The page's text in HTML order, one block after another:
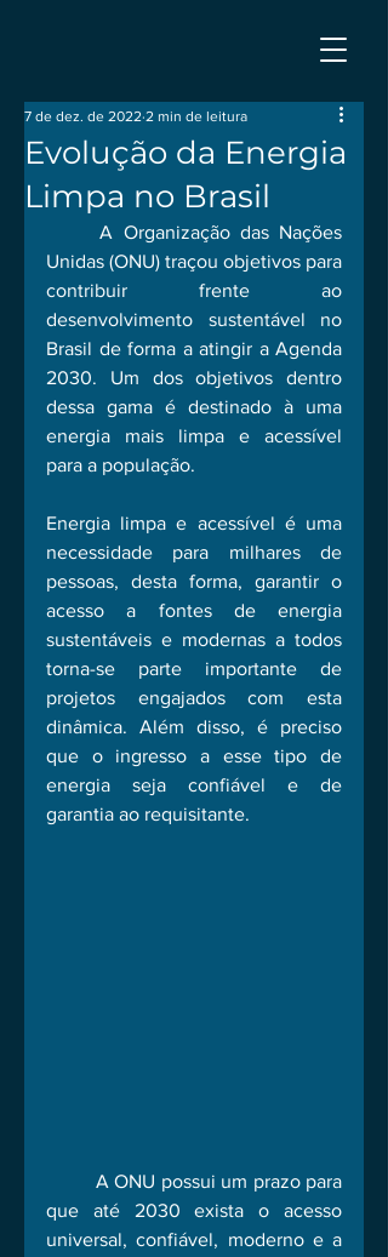
Evolução da Energia
Limpa no Brasil
7 de dez. de 2022 2 min de leitura
	A Organização das Nações
Unidas (ONU) traçou objetivos para
contribuir frente ao
desenvolvimento sustentável no
Brasil de forma a atingir a Agenda
2030. Um dos objetivos dentro
dessa gama é destinado à uma
energia mais limpa e acessível
para a população.
Energia limpa e acessível é uma
necessidade para milhares de
pessoas, desta forma, garantir o
acesso a fontes de energia
sustentáveis e modernas a todos
torna-se parte importante de
projetos engajados com esta
dinâmica. Além disso, é preciso
que o ingresso a esse tipo de
energia seja confiável e de
garantia ao requisitante.
que até 2030 exista o acesso
universal, confiável, moderno e a